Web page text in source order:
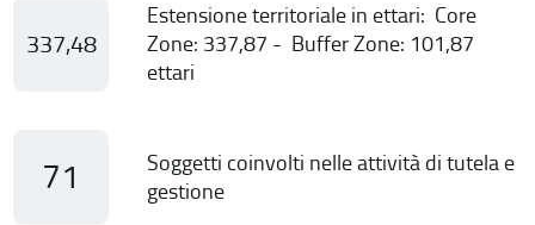
337,48
Estensione territoriale in ettari: Core
Zone: 337,87 - Buffer Zone: 101,87
ettari
71
Soggetti coinvolti nelle attività di tutela e
gestione